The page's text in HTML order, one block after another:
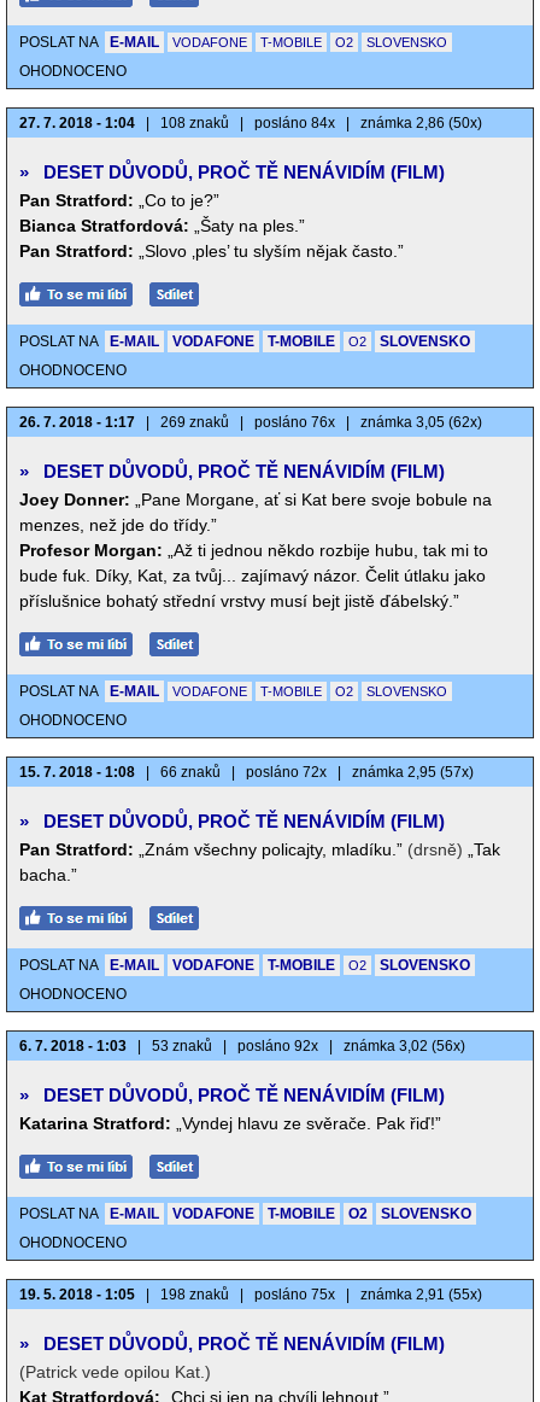
POSLAT NA E-MAIL VODAFONE T-MOBILE O2 SLOVENSKO
OHODNOCENO
27. 7. 2018 - 1:04 108 znaků posláno 84x známka 2,86 (50x)
» DESET DŮVODŮ, PROČ TĚ NENÁVIDÍM (FILM)
Pan Stratford:
„Co to je?”
Bianca Stratfordová:
„Šaty na ples.”
Pan Stratford:
„Slovo ‚ples’ tu slyším nějak často.”
POSLAT NA E-MAIL VODAFONE T-MOBILE O2
SLOVENSKO
OHODNOCENO
26. 7. 2018 - 1:17 269 znaků posláno 76x známka 3,05 (62x)
» DESET DŮVODŮ, PROČ TĚ NENÁVIDÍM (FILM)
Joey Donner:
„Pane Morgane, ať si Kat bere svoje bobule na
menzes, než jde do třídy.”
Profesor Morgan:
„Až ti jednou někdo rozbije hubu, tak mi to
bude fuk. Díky, Kat, za tvůj... zajímavý názor. Čelit útlaku jako
příslušnice bohatý střední vrstvy musí bejt jistě ďábelský.”
POSLAT NA E-MAIL VODAFONE T-MOBILE O2 SLOVENSKO
OHODNOCENO
15. 7. 2018 - 1:08 66 znaků posláno 72x známka 2,95 (57x)
» DESET DŮVODŮ, PROČ TĚ NENÁVIDÍM (FILM)
Pan Stratford: „Znám všechny policajty, mladíku.” (drsně)
„Tak
bacha.”
POSLAT NA E-MAIL VODAFONE T-MOBILE O2
SLOVENSKO
OHODNOCENO
6. 7. 2018 - 1:03 53 znaků posláno 92x známka 3,02 (56x)
» DESET DŮVODŮ, PROČ TĚ NENÁVIDÍM (FILM)
Katarina Stratford: „Vyndej hlavu ze svěrače. Pak řiď!”
POSLAT NA E-MAIL VODAFONE T-MOBILE O2
SLOVENSKO
OHODNOCENO
19. 5. 2018 - 1:05 198 znaků posláno 75x známka 2,91 (55x)
» DESET DŮVODŮ, PROČ TĚ NENÁVIDÍM (FILM)
(Patrick vede opilou Kat.)
Kat Stratfordová:
„Chci si jen na chvíli lehnout.”